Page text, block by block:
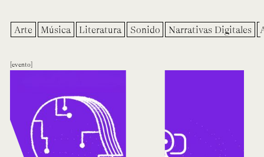
Arte Música Literatura Sonido Narrativas Digitales
evento